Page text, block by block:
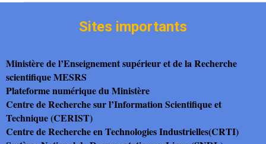
Sites importants
Ministère de l’Enseignement supérieur et de la Recherche
scientifique MESRS
Plateforme numérique du Ministère
Centre de Recherche sur l’Information Scientifique et
Technique (CERIST)
Centre de Recherche en Technologies Industrielles(CRTI)